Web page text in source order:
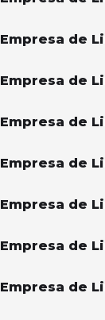
Empresa de
Empresa de
Empresa de
Empresa de
Empresa de
Empresa de
Empresa de